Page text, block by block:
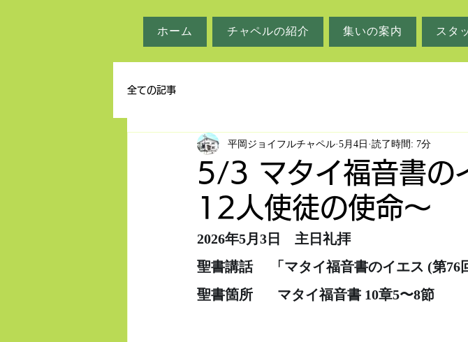
ホーム チャペルの紹介 集いの案内 スタ
全ての記事
5/3 マタイ福音書の
12人使徒の使命〜
平岡ジョイフルチャペル 5月4日 読了時間: 7分
2026年5月3日　主日礼拝
聖書講話     「マタイ福音書のイエス (第76
聖書箇所　   マタイ福音書 10章5〜8節　　